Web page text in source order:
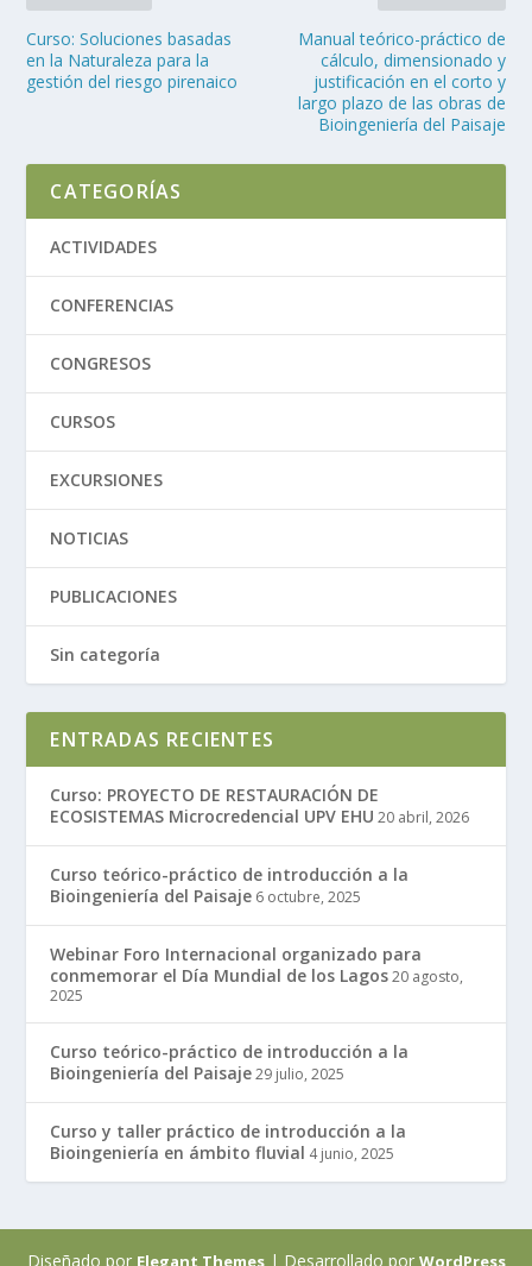
Curso: Soluciones basadas
en la Naturaleza para la
gestión del riesgo pirenaico
Manual teórico-práctico de
cálculo, dimensionado y
justificación en el corto y
largo plazo de las obras de
Bioingeniería del Paisaje
CATEGORÍAS
ACTIVIDADES
CONFERENCIAS
CONGRESOS
CURSOS
EXCURSIONES
NOTICIAS
PUBLICACIONES
Sin categoría
ENTRADAS RECIENTES
Curso: PROYECTO DE RESTAURACIÓN DE
ECOSISTEMAS Microcredencial UPV EHU 20 abril, 2026
Curso teórico-práctico de introducción a la
Bioingeniería del Paisaje 6 octubre, 2025
Webinar Foro Internacional organizado para
conmemorar el Día Mundial de los Lagos 20 agosto,
2025
Curso teórico-práctico de introducción a la
Bioingeniería del Paisaje 29 julio, 2025
Curso y taller práctico de introducción a la
Bioingeniería en ámbito fluvial 4 junio, 2025
Diseñado por Elegant Themes| Desarrollado por WordPress